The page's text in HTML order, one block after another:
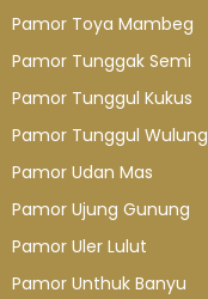
Pamor Toya Mambeg
Pamor Tunggak Semi
Pamor Tunggul Kukus
Pamor Tunggul Wulung
Pamor Udan Mas
Pamor Ujung Gunung
Pamor Uler Lulut
Pamor Unthuk Banyu